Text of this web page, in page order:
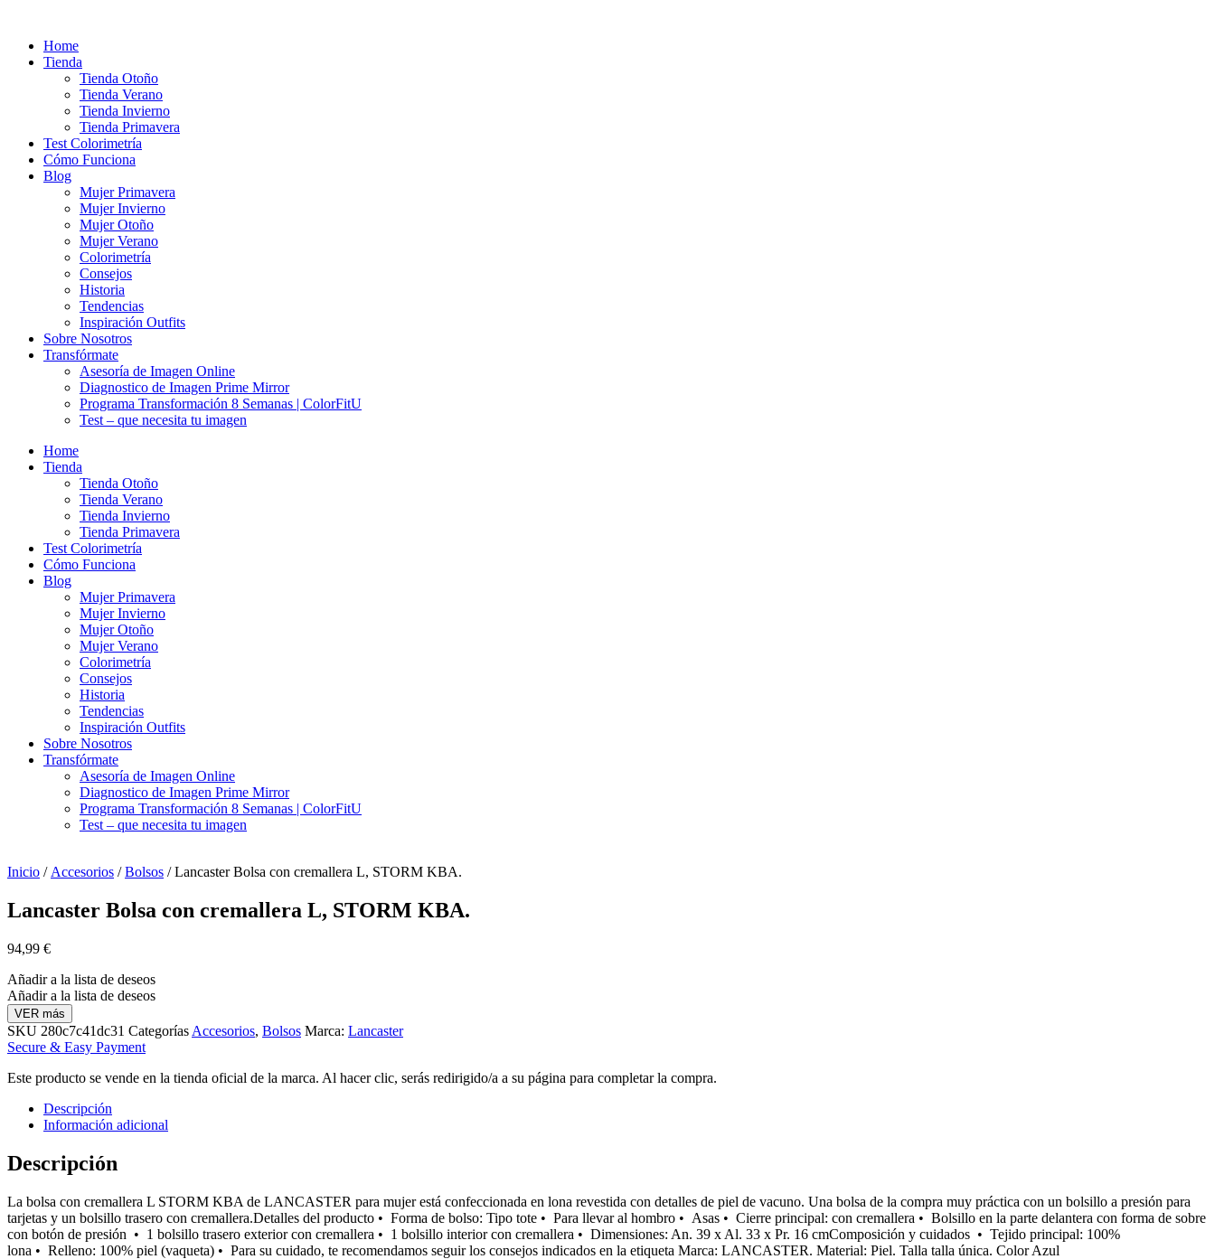
contenidoHome
Tienda
Tienda Otoño
Tienda Verano
Tienda Invierno
Tienda Primavera
Test Colorimetría
Cómo Funciona
Blog
Mujer Primavera
Mujer Invierno
Mujer Otoño
Mujer Verano
Colorimetría
Consejos
Historia
Tendencias
Inspiración Outfits
Sobre Nosotros
Transfórmate
Asesoría de Imagen Online
Diagnostico de Imagen Prime Mirror
Programa Transformación 8 Semanas | ColorFitU
Test – que necesita tu imagen
Home
Tienda
Tienda Otoño
Tienda Verano
Tienda Invierno
Tienda Primavera
Test Colorimetría
Cómo Funciona
Blog
Mujer Primavera
Mujer Invierno
Mujer Otoño
Mujer Verano
Colorimetría
Consejos
Historia
Tendencias
Inspiración Outfits
Sobre Nosotros
Transfórmate
Asesoría de Imagen Online
Diagnostico de Imagen Prime Mirror
Programa Transformación 8 Semanas | ColorFitU
Test – que necesita tu imagen
Inicio / Accesorios /Bolsos / Lancaster Bolsa con cremallera L, STORM KBA.
Lancaster Bolsa con cremallera L, STORM KBA.
94,99 €
Añadir a la lista de deseos
Añadir a la lista de deseos
VER más
SKU 280c7c41dc31 Categorías Accesorios, Bolsos Marca: Lancaster
Secure & Easy Payment
Este producto se vende en la tienda oficial de la marca. Al hacer clic, serás redirigido/a a su página para completar la compra.
Descripción
Información adicional
Descripción
La bolsa con cremallera L STORM KBA de LANCASTER para mujer está confeccionada en lona revestida con detalles de piel de vacuno. Una bolsa de la compra muy práctica con un bolsillo a presión para
tarjetas y un bolsillo trasero con cremallera.Detalles del producto • Forma de bolso: Tipo tote • Para llevar al hombro • Asas • Cierre principal: con cremallera • Bolsillo en la parte delantera con forma de sobre
con botón de presión • 1 bolsillo trasero exterior con cremallera • 1 bolsillo interior con cremallera • Dimensiones: An. 39 x Al. 33 x Pr. 16 cmComposición y cuidados • Tejido principal: 100%
lona • Relleno: 100% piel (vaqueta) • Para su cuidado, te recomendamos seguir los consejos indicados en la etiqueta Marca: LANCASTER. Material: Piel. Talla talla única. Color Azul